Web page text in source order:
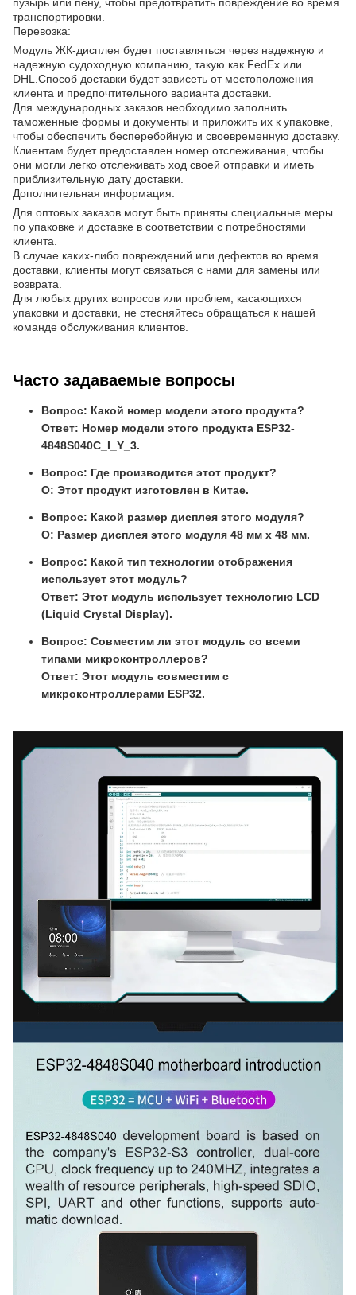
транспортировки.
Перевозка:
Модуль ЖК-дисплея будет поставляться через надежную и
надежную судоходную компанию, такую как FedEx или
DHL.Способ доставки будет зависеть от местоположения
клиента и предпочтительного варианта доставки.
Для международных заказов необходимо заполнить
таможенные формы и документы и приложить их к упаковке,
чтобы обеспечить бесперебойную и своевременную доставку.
Клиентам будет предоставлен номер отслеживания, чтобы
они могли легко отслеживать ход своей отправки и иметь
приблизительную дату доставки.
Дополнительная информация:
Для оптовых заказов могут быть приняты специальные меры
по упаковке и доставке в соответствии с потребностями
клиента.
В случае каких-либо повреждений или дефектов во время
доставки, клиенты могут связаться с нами для замены или
возврата.
Для любых других вопросов или проблем, касающихся
упаковки и доставки, не стесняйтесь обращаться к нашей
команде обслуживания клиентов.
Часто задаваемые вопросы
Вопрос: Какой номер модели этого продукта?
Ответ: Номер модели этого продукта ESP32-
4848S040C_I_Y_3.
Вопрос: Где производится этот продукт?
О: Этот продукт изготовлен в Китае.
Вопрос: Какой размер дисплея этого модуля?
О: Размер дисплея этого модуля 48 мм х 48 мм.
Вопрос: Какой тип технологии отображения
использует этот модуль?
Ответ: Этот модуль использует технологию LCD
(Liquid Crystal Display).
Вопрос: Совместим ли этот модуль со всеми
типами микроконтроллеров?
Ответ: Этот модуль совместим с
микроконтроллерами ESP32.